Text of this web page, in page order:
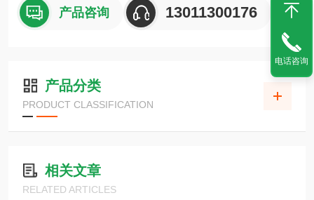
产品咨询 13011300176
产品分类
PRODUCT CLASSIFICATION
相关文章
RELATED ARTICLES
电话咨询